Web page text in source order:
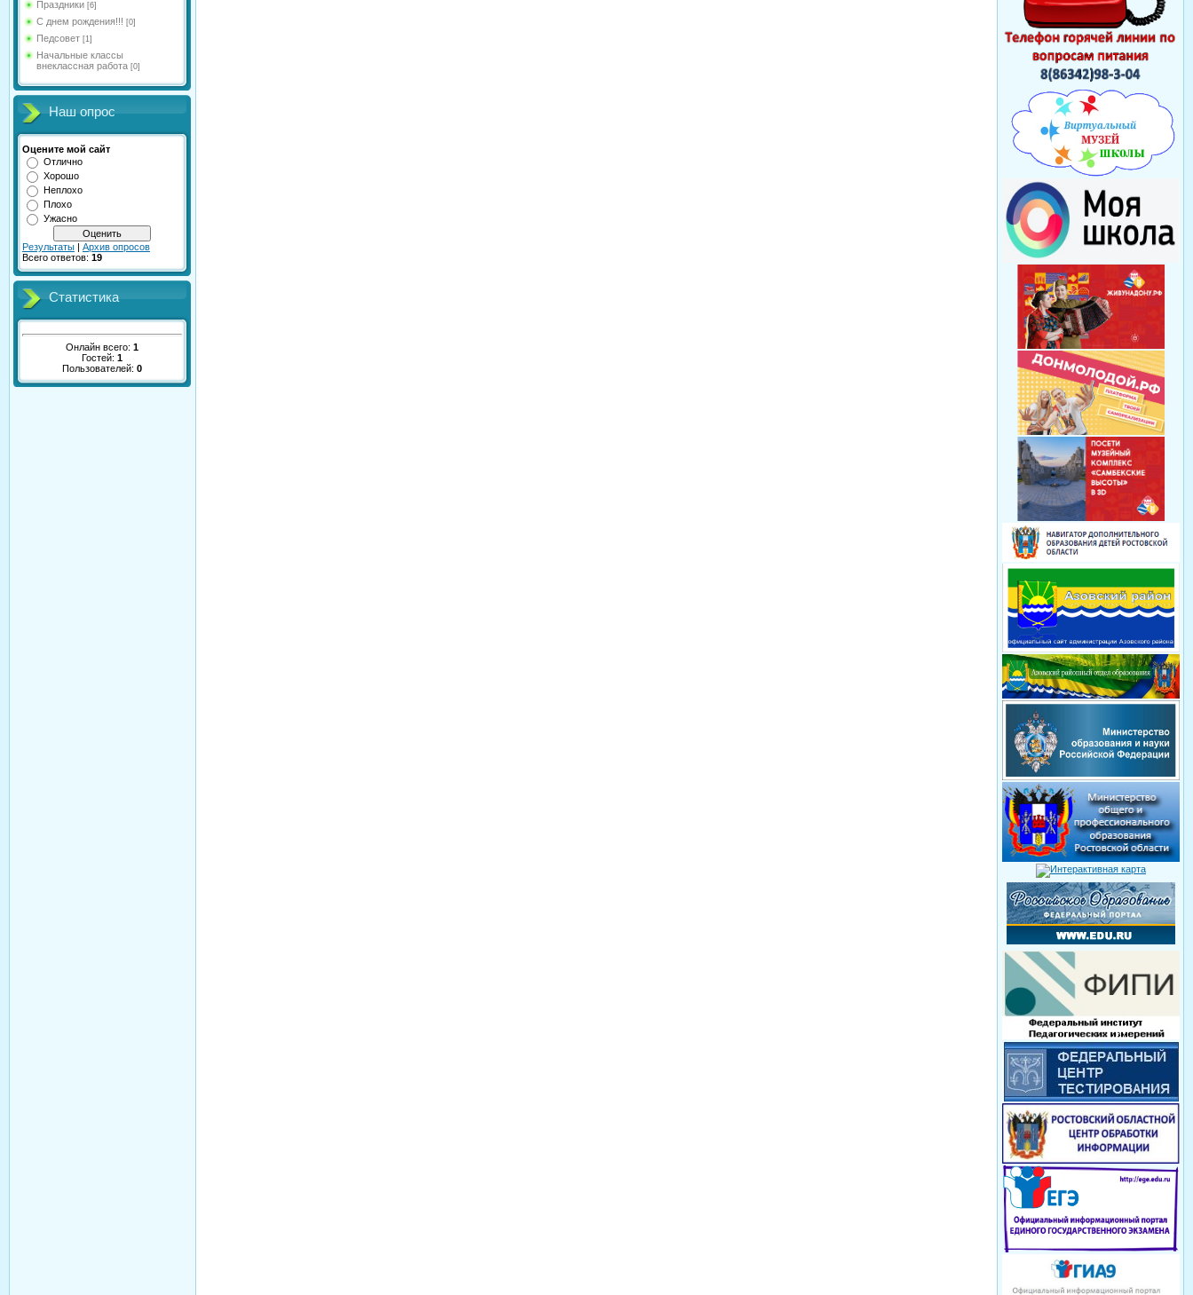
Праздники [6]
С днем рождения!!! [0]
Педсовет [1]
Начальные классы
внеклассная работа [0]
Наш опрос
Оцените мой сайт
Отлично
Хорошо
Неплохо
Плохо
Ужасно
Результаты | Архив опросов
Всего ответов: 19
Статистика
Онлайн всего: 1
Гостей: 1
Пользователей: 0